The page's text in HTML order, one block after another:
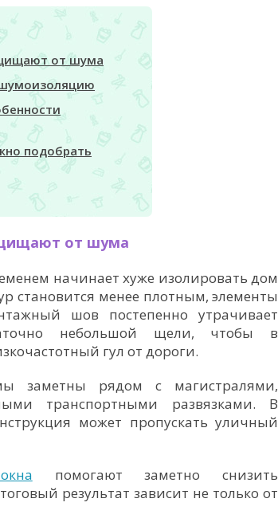
от шума
подобрать
от шума
начинает хуже изолировать дом
становится менее плотным, элементы
шов постепенно утрачивает
небольшой щели, чтобы в
гул от дороги.
заметны рядом с магистралями,
транспортными развязками. В
может пропускать уличный
помогают заметно снизить
результат зависит не только от